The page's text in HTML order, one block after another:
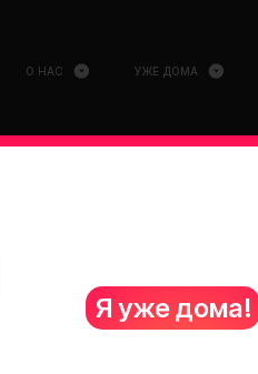
О НАС УЖЕ ДОМА
Я уже дома!